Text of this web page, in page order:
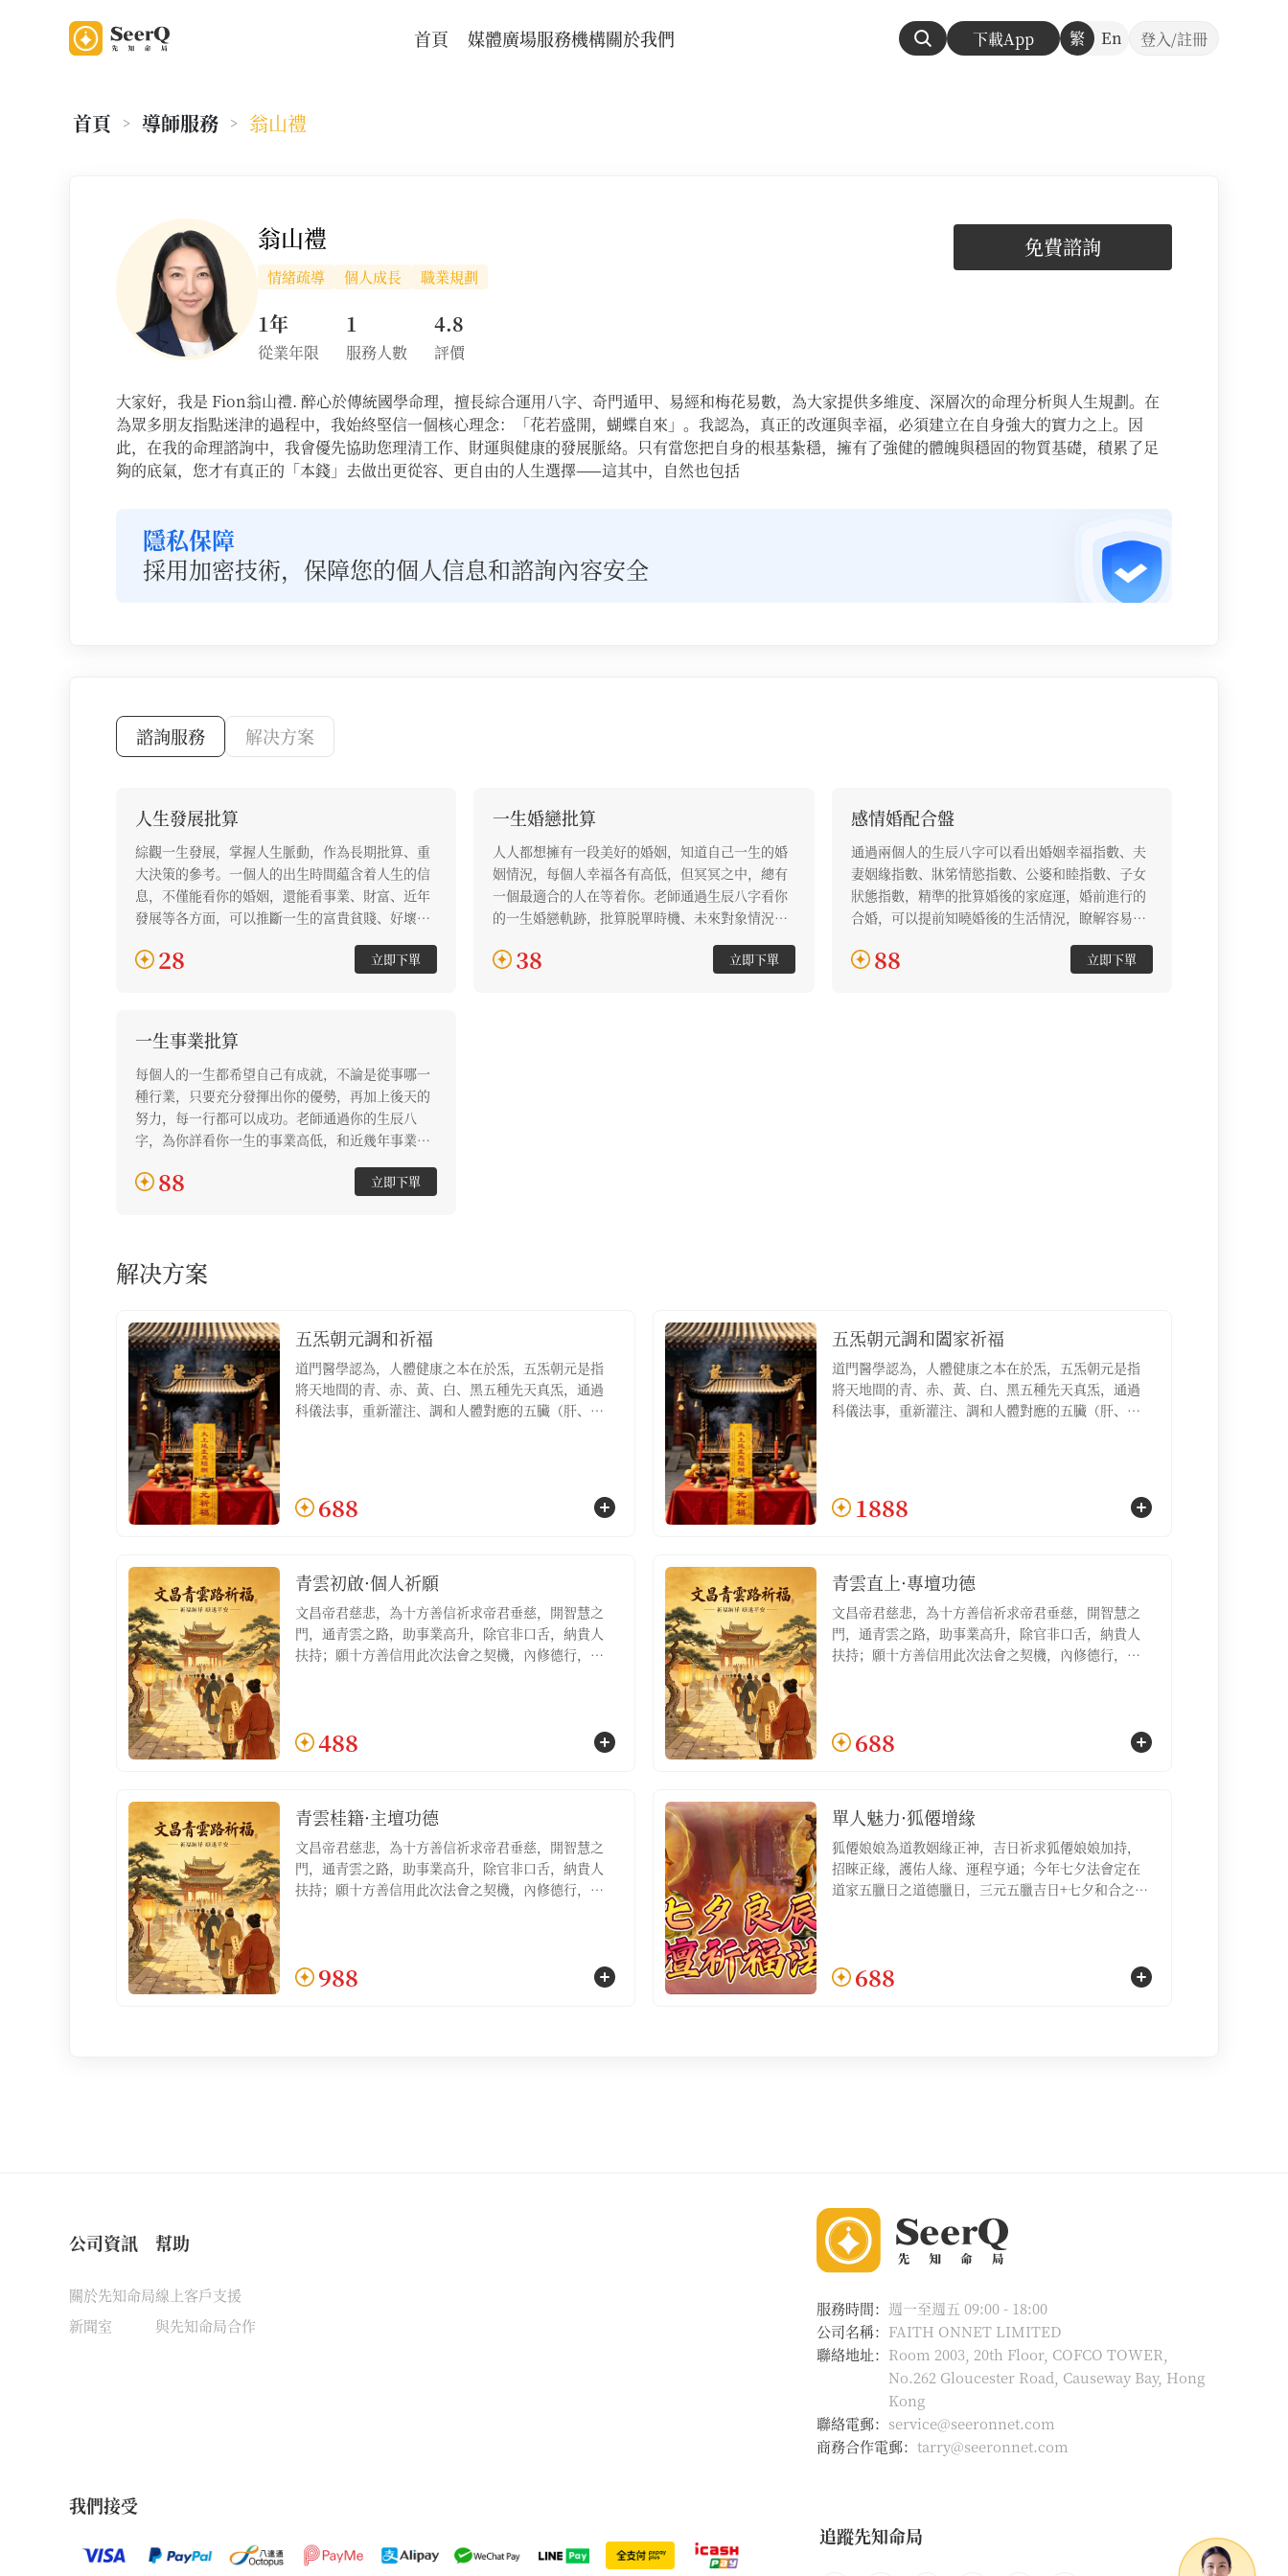
首頁 > 導師服務 > 翁山禮
首頁 媒體廣場服務機構關於我們 下載App 繁 En 登入/註冊
老師資料 翁山禮
情緒疏導 個人成長 職業規劃
免費諮詢
從業年限
1年
服務人數
1
評價
4.8
​大家好，我是 Fion翁山禮. 醉心於傳統國學命理，擅長綜合運用八字、奇門遁甲、易經和梅花易數，為大家提供多維度、深層次的命理分析與人生規劃。 ​在
為眾多朋友指點迷津的過程中，我始終堅信一個核心理念：「花若盛開，蝴蝶自來」。我認為，真正的改運與幸福，必須建立在自身強大的實力之上。因
此，在我的命理諮詢中，我會優先協助您理清工作、財運與健康的發展脈絡。 ​只有當您把自身的根基紮穩，擁有了強健的體魄與穩固的物質基礎，積累了足
夠的底氣，您才有真正的「本錢」去做出更從容、更自由的人生選擇——這其中，自然也包括
隱私保障
採用加密技術，保障您的個人信息和諮詢內容安全
諮詢服務 解决方案
諮詢服務列表
人生發展批算
綜觀一生發展，掌握人生脈動，作為長期批算、重
大決策的參考。一個人的出生時間藴含着人生的信
息，不僅能看你的婚姻，還能看事業、財富、近年
發展等各方面，可以推斷一生的富貴貧賤、好壞禍
算，提升自我，提升婚姻、事業財富方面發展。
28 立即下單
一生婚戀批算
人人都想擁有一段美好的婚姻，知道自己一生的婚
姻情況，每個人幸福各有高低，但冥冥之中，總有
一個最適合的人在等着你。老師通過生辰八字看你
的一生婚戀軌跡，批算脱單時機、未來對象情況、
來臨的時機，為你守護個人姻緣的幸福。
38 立即下單
感情婚配合盤
通過兩個人的生辰八字可以看出婚姻幸福指數、夫
妻姻緣指數、牀笫情慾指數、公婆和睦指數、子女
狀態指數，精準的批算婚後的家庭運，婚前進行的
合婚，可以提前知曉婚後的生活情況，瞭解容易出
88 立即下單
一生事業批算
每個人的一生都希望自己有成就，不論是從事哪一
種行業，只要充分發揮出你的優勢，再加上後天的
努力，每一行都可以成功。老師通過你的生辰八
字，為你詳看你一生的事業高低，和近幾年事業發
工？找對你的事業方向，你將擁有更多成功的可
88 立即下單
解决方案列表
解决方案
五炁朝元調和祈福
道門醫學認為，人體健康之本在於炁，五炁朝元是指
將天地間的青、赤、黃、白、黑五種先天真炁，通過
科儀法事，重新灌注、調和人體對應的五臟（肝、
文1份】688
五炁朝元調和闔家祈福
道門醫學認為，人體健康之本在於炁，五炁朝元是指
將天地間的青、赤、黃、白、黑五種先天真炁，通過
科儀法事，重新灌注、調和人體對應的五臟（肝、
文3份】1888
青雲初啟·個人祈願
文昌帝君慈悲，為十方善信祈求帝君垂慈，開智慧之
門，通青雲之路，助事業高升，除官非口舌，納貴人
扶持；願十方善信用此次法會之契機，內修德行，外
善信【服務包含：青雲初啟·個人祈願祈福名額1位，
488
青雲直上·專壇功德
文昌帝君慈悲，為十方善信祈求帝君垂慈，開智慧之
門，通青雲之路，助事業高升，除官非口舌，納貴人
扶持；願十方善信用此次法會之契機，內修德行，外
善信【服務包含：青雲直上·專壇功德祈福名額1位，
688
青雲桂籍·主壇功德
文昌帝君慈悲，為十方善信祈求帝君垂慈，開智慧之
門，通青雲之路，助事業高升，除官非口舌，納貴人
扶持；願十方善信用此次法會之契機，內修德行，外
善信【服務包含：青雲桂籍·主壇功德祈福名額1位，
祈福疏文1份，文昌化寶9袋】
988
單人魅力·狐僊增緣
狐僊娘娘為道教姻緣正神，吉日祈求狐僊娘娘加持，
招睞正緣，護佑人緣、運程亨通；今年七夕法會定在
道家五臘日之道德臘日，三元五臘吉日+七夕和合之
盞，⑤白狐掛墜項鏈1份】
688
公司資訊
關於先知命局
新聞室
幫助
線上客戶支援
與先知命局合作
服務時間： 週一至週五 09:00 - 18:00
公司名稱： FAITH ONNET LIMITED
聯絡地址： Room 2003, 20th Floor, COFCO TOWER,
No.262 Gloucester Road, Causeway Bay, Hong
Kong
聯絡電郵： service@seeronnet.com
商務合作電郵： tarry@seeronnet.com
我們接受
追蹤先知命局